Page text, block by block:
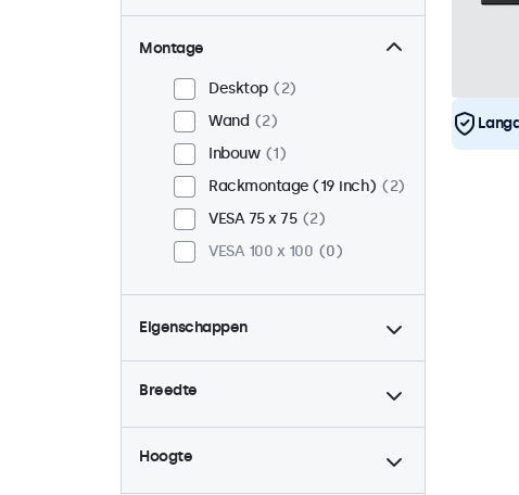
Montage
Desktop
2
Wand
2
Inbouw
1
Rackmontage (19 inch)
2
VESA 75 x 75
2
VESA 100 x 100
0
Eigenschappen
4:3 / 5:4
0
Dimbaar
2
Continu gebruik (24/7)
2
Breedte
Hoogte